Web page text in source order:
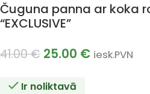
Čuguna panna ar koka
“EXCLUSIVE”
41.00€ 25.00 € iesk.PVN
Ir noliktavā